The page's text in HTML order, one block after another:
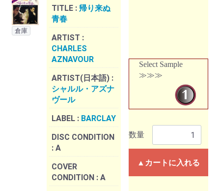
倉庫
TITLE : 帰り来ぬ
青春
ARTIST :
CHARLES
AZNAVOUR
ARTIST(日本語) :
シャルル・アズナ
ヴール
LABEL : BARCLAY
DISC CONDITION
: A
COVER
CONDITION : A
Select Sample
≫≫≫
数量
▲カートに入れる